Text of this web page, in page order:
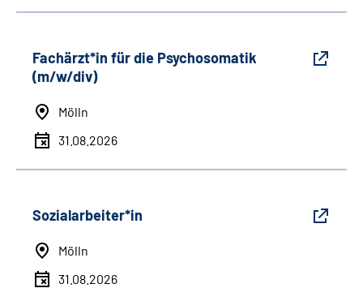
Fachärzt*in für die Psychosomatik
(m/w/div)
Mölln
31.08.2026
Sozialarbeiter*in
Mölln
31.08.2026